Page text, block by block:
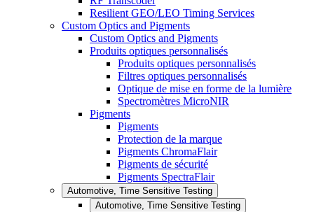
Resilient GEO/LEO Timing Services
Custom Optics and Pigments
Custom Optics and Pigments
Produits optiques personnalisés
Produits optiques personnalisés
Filtres optiques personnalisés
Optique de mise en forme de la lumière
Spectromètres MicroNIR
Pigments
Pigments
Protection de la marque
Pigments ChromaFlair
Pigments de sécurité
Pigments SpectraFlair
Automotive, Time Sensitive Testing
Automotive, Time Sensitive Testing